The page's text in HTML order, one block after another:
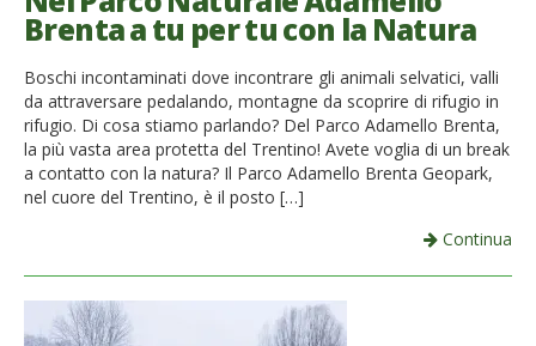
French
Italiano
Brenta a tu per tu con la Natura
Boschi incontaminati dove incontrare gli animali selvatici, valli
da attraversare pedalando, montagne da scoprire di rifugio in
rifugio. Di cosa stiamo parlando? Del Parco Adamello Brenta,
la più vasta area protetta del Trentino! Avete voglia di un break
a contatto con la natura? Il Parco Adamello Brenta Geopark,
nel cuore del Trentino, è il posto […]
Continua